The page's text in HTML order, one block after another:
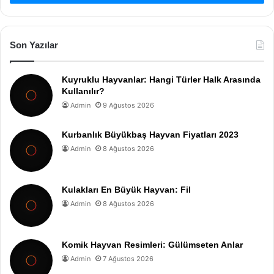
Son Yazılar
Kuyruklu Hayvanlar: Hangi Türler Halk Arasında
Kullanılır?
Admin 9 Ağustos 2026
Kurbanlık Büyükbaş Hayvan Fiyatları 2023
Admin 8 Ağustos 2026
Kulakları En Büyük Hayvan: Fil
Admin 8 Ağustos 2026
Komik Hayvan Resimleri: Gülümseten Anlar
Admin 7 Ağustos 2026